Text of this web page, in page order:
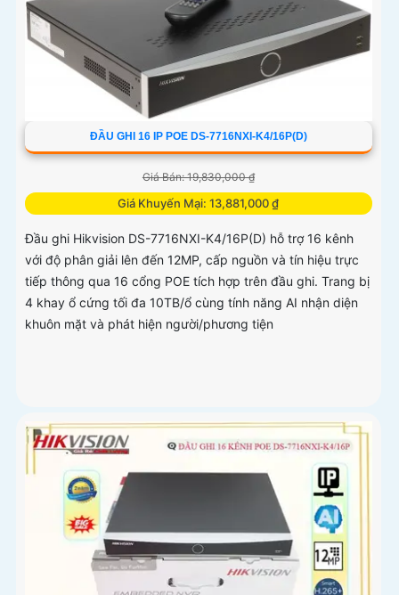
ĐẦU GHI 16 IP POE DS-7716NXI-K4/16P(D)
Giá Bán: 19,830,000 ₫
Giá Khuyến Mại: 13,881,000 ₫
Đầu ghi Hikvision DS-7716NXI-K4/16P(D) hỗ trợ 16 kênh
với độ phân giải lên đến 12MP, cấp nguồn và tín hiệu trực
tiếp thông qua 16 cổng POE tích hợp trên đầu ghi. Trang bị
4 khay ổ cứng tối đa 10TB/ổ cùng tính năng AI nhận diện
khuôn mặt và phát hiện người/phương tiện